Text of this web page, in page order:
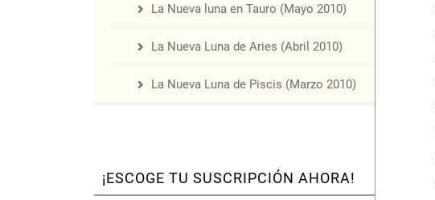
La Nueva luna en Tauro (Mayo 2010)
La Nueva Luna de Aries (Abril 2010)
La Nueva Luna de Piscis (Marzo 2010)
¡ESCOGE TU SUSCRIPCIÓN AHORA!